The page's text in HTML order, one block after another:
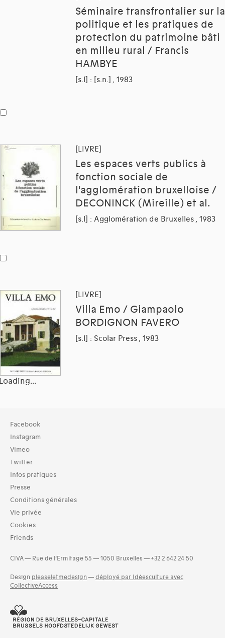
Séminaire transfrontalier sur la
politique et les pratiques de
protection du patrimoine bâti
en milieu rural / Francis
HAMBYE
[s.l] : [s.n.] , 1983
[LIVRE]
Les espaces verts publics à
fonction sociale de
l'agglomération bruxelloise /
DECONINCK (Mireille) et al.
[s.l] : Agglomération de Bruxelles , 1983
[LIVRE]
Villa Emo / Giampaolo
BORDIGNON FAVERO
[s.l] : Scolar Press , 1983
Collection
TOUT (263)
Bibliothèque (265)
Typologies documents
Livres (698)
Néerlandais (51)
Tchèque (1)
1980s (694)
Facebook
Instagram
Vimeo
Twitter
Infos pratiques
Presse
Conditions générales
Vie privée
Cookies
Friends
CIVA — Rue de l’Ermitage 55 — 1050 Bruxelles — +32 2 642 24 50
Design pleaseletmedesign — déployé par Idéesculture avec
CollectiveAccess